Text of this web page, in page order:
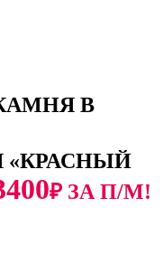
В
«КРАСНЫЙ
₽ ЗА П/М!